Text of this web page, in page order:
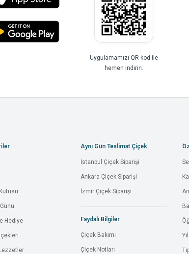
Uygulamamızı QR kod ile
hemen indirin.
Hediye
Aynı Gün Teslimat Çiçek
İstanbul Çiçek Siparişi
Ankara Çiçek Siparişi
İzmir Çiçek Siparişi
Faydalı Bilgiler
Çiçek Bakımı
Çiçek Notları